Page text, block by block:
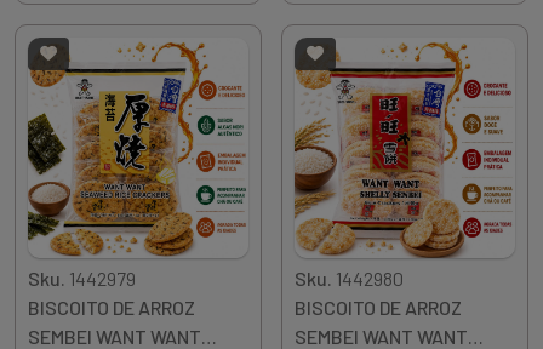
Sku. 1442979
BISCOITO DE ARROZ
SEMBEI WANT WANT
Sku. 1442980
BISCOITO DE ARROZ
SEMBEI WANT WANT